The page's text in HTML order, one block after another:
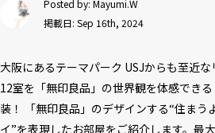
Posted by: Mayumi.W
掲載日: Sep 16th, 2024
大阪にあるテーマパーク USJからも至近
12室を「無印良品」の世界観を体感でき
装！ 「無印良品」のデザインする“住まう
イ”を表現したお部屋をご紹介します。最